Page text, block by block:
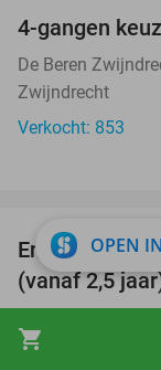
shopping_cart
4-gangen
De Beren
Zwijndrecht
Verkocht: 853
Entreeticket
(vanaf 2,5
Rotterdam (15 km)
OPEN